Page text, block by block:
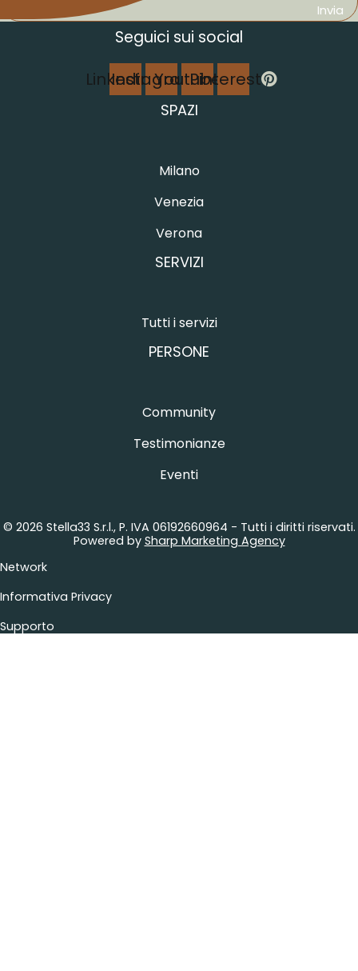
Invia
Seguici sui social
Linkedin
Instagram
YoutubePinterest
SPAZI
Milano
Venezia
Verona
SERVIZI
Tutti i servizi
PERSONE
Community
Testimonianze
Eventi
© 2026 Stella33 S.r.l., P. IVA 06192660964 - Tutti i diritti riservati.
Powered by Sharp Marketing Agency
Network
Informativa Privacy
Supporto